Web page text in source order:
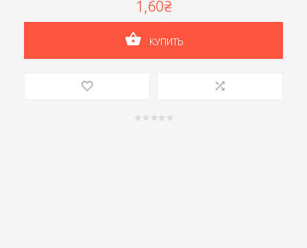
1,60₴
КУПИТЬ